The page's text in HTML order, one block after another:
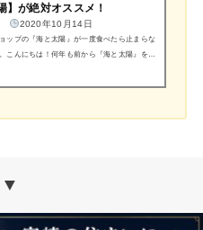
】が絶対オススメ！
2020年10月14日
ップの『海と太陽』が一度食べたら止まらな
こんにちは！何年も前から『海と太陽』をリ